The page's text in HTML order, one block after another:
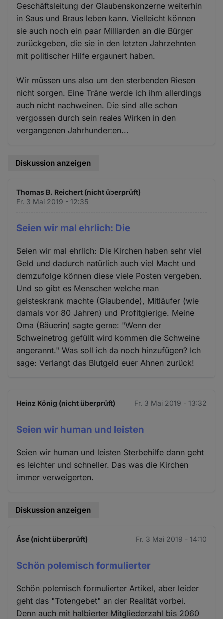
Geschäftsleitung der Glaubenskonzerne weiterhin
in Saus und Braus leben kann. Vielleicht können
sie auch noch ein paar Milliarden an die Bürger
zurückgeben, die sie in den letzten Jahrzehnten
mit politischer Hilfe ergaunert haben.
Wir müssen uns also um den sterbenden Riesen
nicht sorgen. Eine Träne werde ich ihm allerdings
auch nicht nachweinen. Die sind alle schon
vergossen durch sein reales Wirken in den
vergangenen Jahrhunderten...
Diskussion anzeigen
Thomas B. Reichert (nicht überprüft)
Fr. 3 Mai 2019 - 12:35
Seien wir mal ehrlich: Die
Seien wir mal ehrlich: Die Kirchen haben sehr viel
Geld und dadurch natürlich auch viel Macht und
demzufolge können diese viele Posten vergeben.
Und so gibt es Menschen welche man
geisteskrank machte (Glaubende), Mitläufer (wie
damals vor 80 Jahren) und Profitgierige. Meine
Oma (Bäuerin) sagte gerne: "Wenn der
Schweinetrog gefüllt wird kommen die Schweine
angerannt." Was soll ich da noch hinzufügen? Ich
sage: Verlangt das Blutgeld euer Ahnen zurück!
Heinz König (nicht überprüft) Fr. 3 Mai 2019 - 13:32
Seien wir human und leisten
Seien wir human und leisten Sterbehilfe dann geht
es leichter und schneller. Das was die Kirchen
immer verweigerten.
Diskussion anzeigen
Åse (nicht überprüft) Fr. 3 Mai 2019 - 14:10
Schön polemisch formulierter
Schön polemisch formulierter Artikel, aber leider
geht das "Totengebet" an der Realität vorbei.
Denn auch mit halbierter Mitgliederzahl bis 2060